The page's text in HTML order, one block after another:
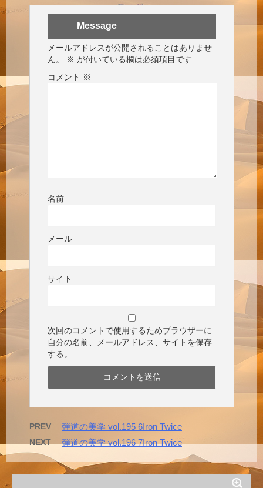
Message
メールアドレスが公開されることはありませ
ん。
※ が付いている欄は必須項目です
コメント ※
名前
メール
サイト
次回のコメントで使用するためブラウザーに
自分の名前、メールアドレス、サイトを保存
する。
PREV 弾道の美学 vol.195 6Iron Twice
NEXT 弾道の美学 vol.196 7Iron Twice